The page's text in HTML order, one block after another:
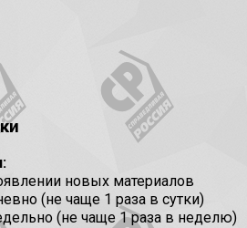
новых материалов
(не чаще 1 раза в сутки)
(не чаще 1 раза в неделю)